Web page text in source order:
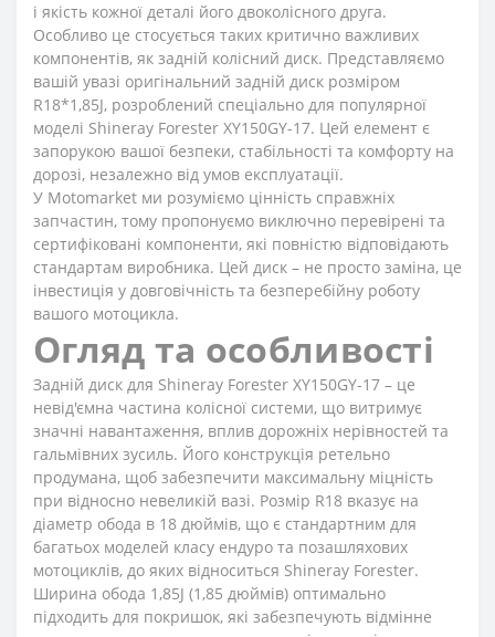
і якість кожної деталі його двоколісного друга.
Особливо це стосується таких критично важливих
компонентів, як задній колісний диск. Представляємо
вашій увазі оригінальний задній диск розміром
R18*1,85J, розроблений спеціально для популярної
моделі Shineray Forester XY150GY-17. Цей елемент є
запорукою вашої безпеки, стабільності та комфорту на
дорозі, незалежно від умов експлуатації.
У Motomarket ми розуміємо цінність справжніх
запчастин, тому пропонуємо виключно перевірені та
сертифіковані компоненти, які повністю відповідають
стандартам виробника. Цей диск – не просто заміна, це
інвестиція у довговічність та безперебійну роботу
вашого мотоцикла.
Огляд та особливості
Задній диск для Shineray Forester XY150GY-17 – це
невід'ємна частина колісної системи, що витримує
значні навантаження, вплив дорожніх нерівностей та
гальмівних зусиль. Його конструкція ретельно
продумана, щоб забезпечити максимальну міцність
при відносно невеликій вазі. Розмір R18 вказує на
діаметр обода в 18 дюймів, що є стандартним для
багатьох моделей класу ендуро та позашляхових
мотоциклів, до яких відноситься Shineray Forester.
Ширина обода 1,85J (1,85 дюймів) оптимально
підходить для покришок, які забезпечують відмінне